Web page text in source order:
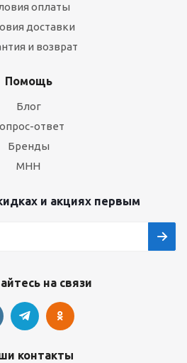
оплаты
доставки
и возврат
Помощь
Блог
ответ
Бренды
МНН
и акциях первым
на связи
контакты